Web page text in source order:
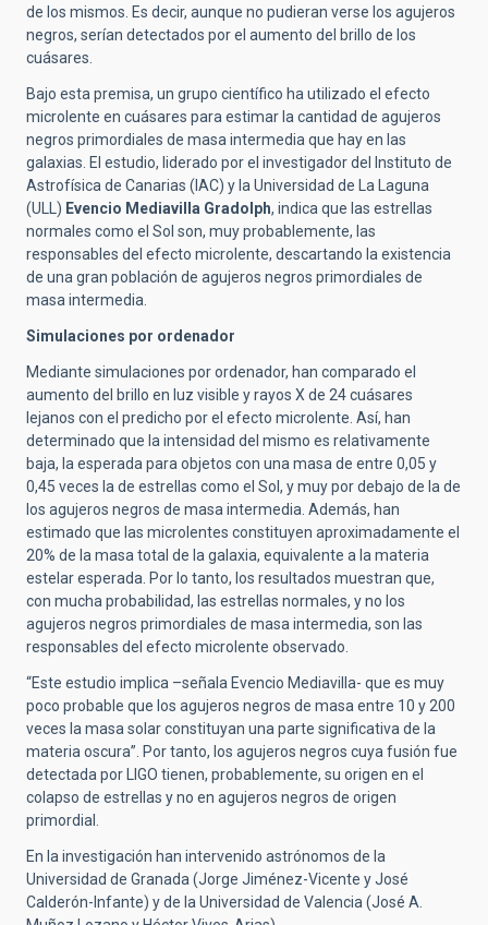
de los mismos. Es decir, aunque no pudieran verse los agujeros
negros, serían detectados por el aumento del brillo de los
cuásares.
Bajo esta premisa, un grupo científico ha utilizado el efecto
microlente en cuásares para estimar la cantidad de agujeros
negros primordiales de masa intermedia que hay en las
galaxias. El estudio, liderado por el investigador del Instituto de
Astrofísica de Canarias (IAC) y la Universidad de La Laguna
(ULL) Evencio Mediavilla Gradolph, indica que las estrellas
normales como el Sol son, muy probablemente, las
responsables del efecto microlente, descartando la existencia
de una gran población de agujeros negros primordiales de
masa intermedia.
Simulaciones por ordenador
Mediante simulaciones por ordenador, han comparado el
aumento del brillo en luz visible y rayos X de 24 cuásares
lejanos con el predicho por el efecto microlente. Así, han
determinado que la intensidad del mismo es relativamente
baja, la esperada para objetos con una masa de entre 0,05 y
0,45 veces la de estrellas como el Sol, y muy por debajo de la de
los agujeros negros de masa intermedia. Además, han
estimado que las microlentes constituyen aproximadamente el
20% de la masa total de la galaxia, equivalente a la materia
estelar esperada. Por lo tanto, los resultados muestran que,
con mucha probabilidad, las estrellas normales, y no los
agujeros negros primordiales de masa intermedia, son las
responsables del efecto microlente observado.
“Este estudio implica –señala Evencio Mediavilla- que es muy
poco probable que los agujeros negros de masa entre 10 y 200
veces la masa solar constituyan una parte significativa de la
materia oscura”. Por tanto, los agujeros negros cuya fusión fue
detectada por LIGO tienen, probablemente, su origen en el
colapso de estrellas y no en agujeros negros de origen
primordial.
En la investigación han intervenido astrónomos de la
Universidad de Granada (Jorge Jiménez-Vicente y José
Calderón-Infante) y de la Universidad de Valencia (José A.